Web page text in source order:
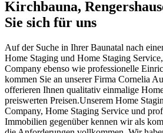
Kirchbauna,
Sie sich für uns
Auf der Suche in Ihrer Baunatal nach
Home Staging und Home Staging
Company ebenso wie professionelle
kommen Sie an unserer Firma Cornelia
offerieren Ihnen qualitativ einmalige
preiswerten Preisen.Unserem Home
Company, Home Staging Service und
Immobilien gegenüber kennen wir als